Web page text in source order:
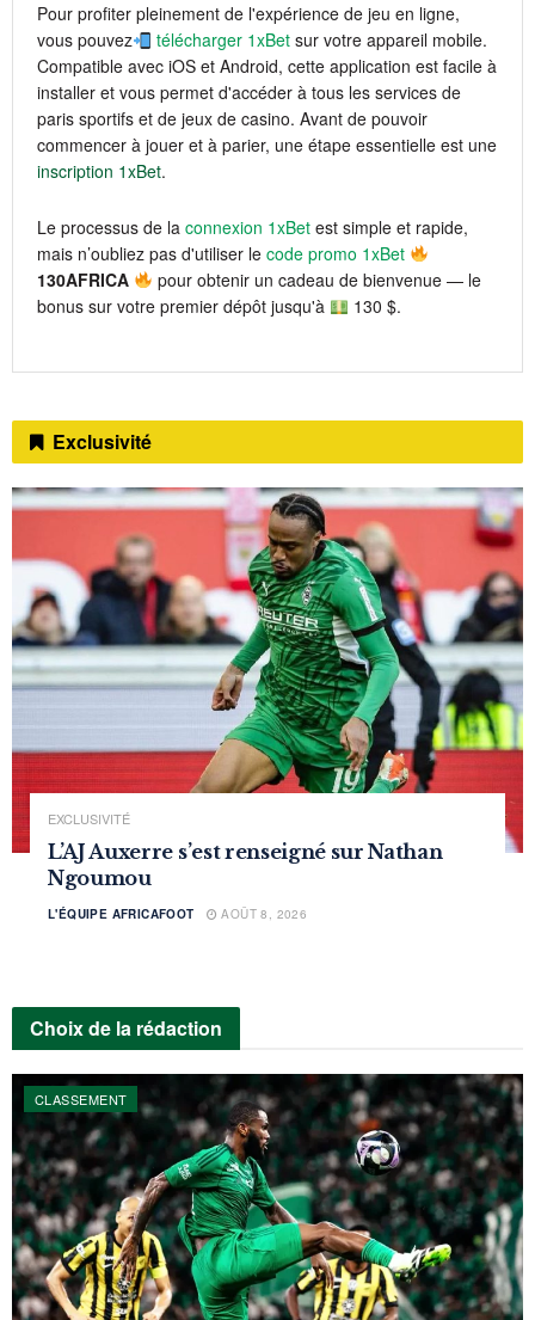
Pour profiter pleinement de l'expérience de jeu en ligne,
vous pouvez
télécharger 1xBet sur votre appareil mobile.
Compatible avec iOS et Android, cette application est facile à
installer et vous permet d'accéder à tous les services de
paris sportifs et de jeux de casino. Avant de pouvoir
commencer à jouer et à parier, une étape essentielle est une
inscription 1xBet.
Le processus de la connexion 1xBet est simple et rapide,
mais n’oubliez pas d'utiliser le code promo 1xBet
130AFRICA
pour obtenir un cadeau de bienvenue — le
bonus sur votre premier dépôt jusqu'à
130 $.
Exclusivité
EXCLUSIVITÉ
L’AJ Auxerre s’est renseigné sur Nathan
Ngoumou
L'ÉQUIPE AFRICAFOOT AOÛT 8, 2026
Choix de la rédaction
CLASSEMENT